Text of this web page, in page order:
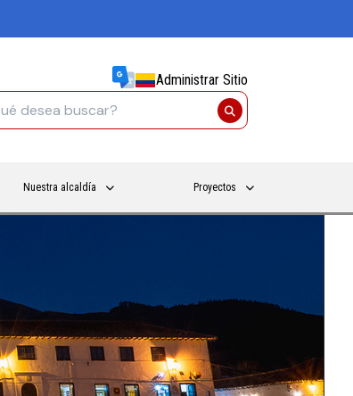
Administrar Sitio
Nuestra alcaldía Proyectos